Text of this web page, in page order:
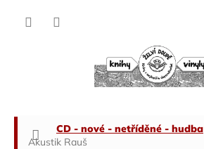
Domů
CD - nové - netříděné - hudba
Akustik Rauš